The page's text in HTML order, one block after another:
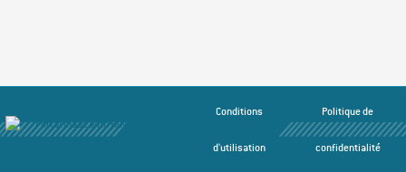
Conditions
d'utilisation
Politique de
confidentialité